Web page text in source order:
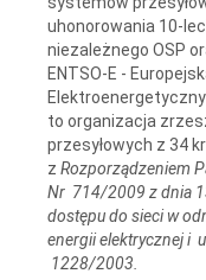
uhonorowania 10-
niezależnego OSP
ENTSO-E -
to organizacja
przesyłowych z 34
z Rozporządzeniem
Nr 714/2009 z dnia
dostępu do sieci w
energii elektrycznej i
1228/2003.